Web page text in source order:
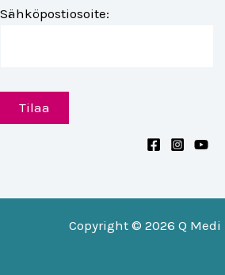
Sähköpostiosoite:
Copyright © 2026 Q Medi